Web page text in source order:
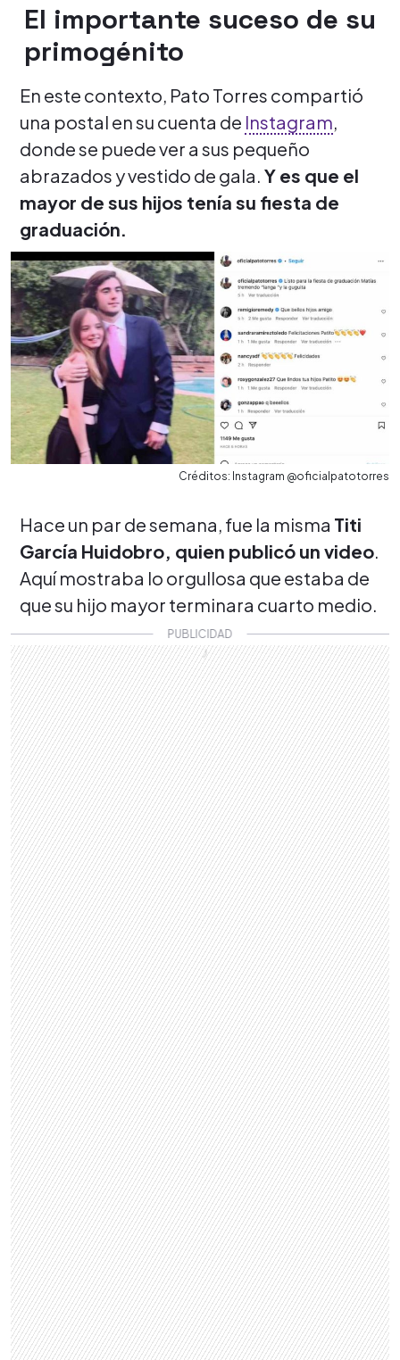
El importante suceso de su
primogénito
En este contexto, Pato Torres compartió
una postal en su cuenta de Instagram,
donde se puede ver a sus pequeño
abrazados y vestido de gala. Y es que el
mayor de sus hijos tenía su fiesta de
graduación.
Créditos: Instagram @oficialpatotorres
Hace un par de semana, fue la misma Titi
García Huidobro, quien publicó un video.
Aquí mostraba lo orgullosa que estaba de
que su hijo mayor terminara cuarto medio.